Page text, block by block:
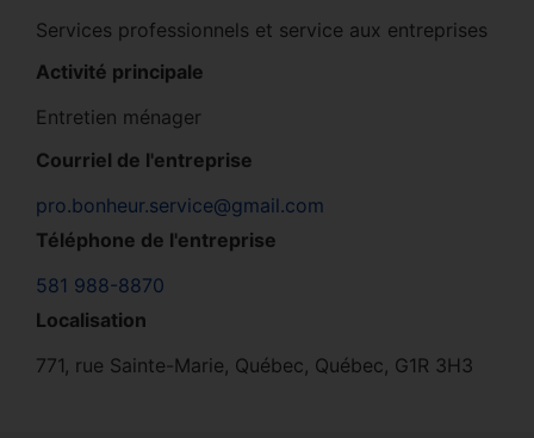
Services professionnels et service aux entreprises
Activité principale
Entretien ménager
Courriel de l'entreprise
pro.bonheur.service@gmail.com
Téléphone de l'entreprise
581 988-8870
Localisation
771, rue Sainte-Marie, Québec, Québec, G1R 3H3